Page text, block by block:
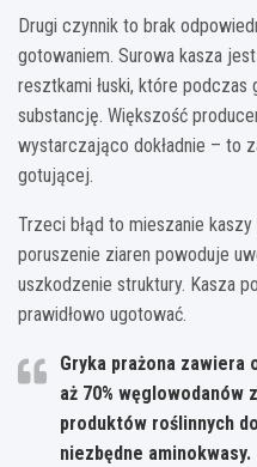
Drugi czynnik to brak
gotowaniem. Surowa kasza
resztkami łuski, które
substancję. Większość
wystarczająco dokładnie – to
gotującej.
Trzeci błąd to mieszanie
poruszenie ziaren powoduje
uszkodzenie struktury. Kasza
prawidłowo ugotować.
Gryka prażona zawiera
aż 70% węglowodanów
produktów roślinnych
niezbędne aminokwasy.